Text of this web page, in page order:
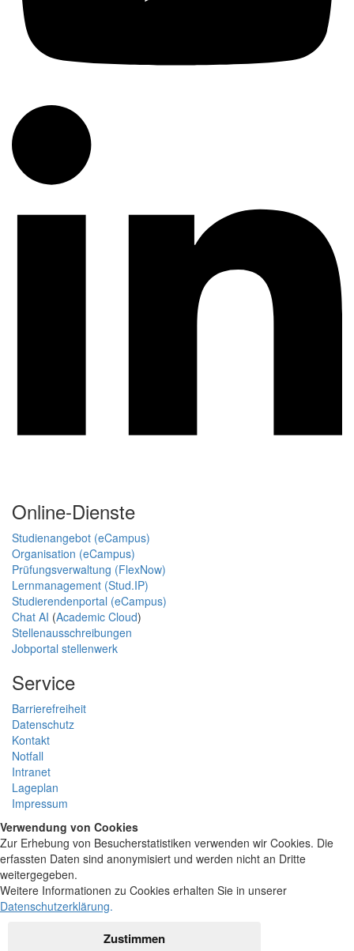
Online-Dienste
Studienangebot (eCampus)
Organisation (eCampus)
Prüfungsverwaltung (FlexNow)
Lernmanagement (Stud.IP)
Studierendenportal (eCampus)
Chat AI (Academic Cloud)
Stellenausschreibungen
Jobportal stellenwerk
Service
Barrierefreiheit
Datenschutz
Kontakt
Notfall
Intranet
Lageplan
Impressum
Verwendung von Cookies
Zur Erhebung von Besucherstatistiken verwenden wir Cookies. Die
erfassten Daten sind anonymisiert und werden nicht an Dritte
weitergegeben.
Weitere Informationen zu Cookies erhalten Sie in unserer
Datenschutzerklärung.
Zustimmen